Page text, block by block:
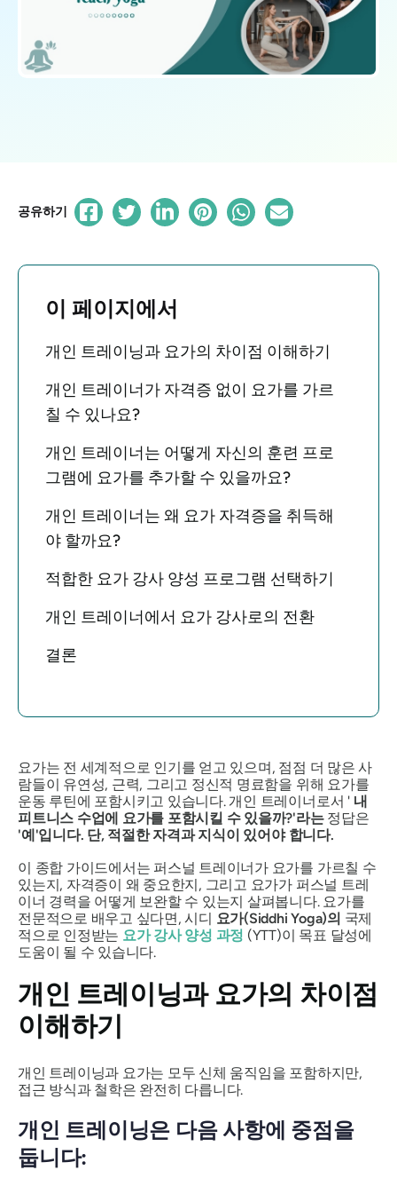
공유하기
이 페이지에서
개인 트레이닝과 요가의 차이점 이해하기
개인 트레이너가 자격증 없이 요가를 가르
칠 수 있나요?
개인 트레이너는 어떻게 자신의 훈련 프로
그램에 요가를 추가할 수 있을까요?
개인 트레이너는 왜 요가 자격증을 취득해
야 할까요?
적합한 요가 강사 양성 프로그램 선택하기
개인 트레이너에서 요가 강사로의 전환
결론
요가는 전 세계적으로 인기를 얻고 있으며, 점점 더 많은 사
람들이 유연성, 근력, 그리고 정신적 명료함을 위해 요가를
운동 루틴에 포함시키고 있습니다. 개인 트레이너로서 ' 내
피트니스 수업에 요가를 포함시킬 수 있을까?'라는정답은
'예'입니다. 단, 적절한 자격과 지식이 있어야 합니다.
이 종합 가이드에서는 퍼스널 트레이너가 요가를 가르칠 수
있는지, 자격증이 왜 중요한지, 그리고 요가가 퍼스널 트레
이너 경력을 어떻게 보완할 수 있는지 살펴봅니다. 요가를
전문적으로 배우고 싶다면, 시디 요가(Siddhi Yoga)의 국제
적으로 인정받는 요가 강사 양성 과정 (YTT)이 목표 달성에
도움이 될 수 있습니다.
개인 트레이닝과 요가의 차이점
이해하기
개인 트레이닝과 요가는 모두 신체 움직임을 포함하지만,
접근 방식과 철학은 완전히 다릅니다.
개인 트레이닝은 다음 사항에 중점을
둡니다: